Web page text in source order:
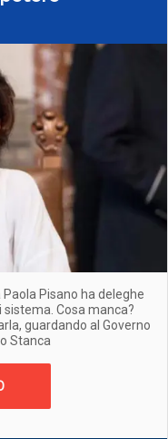
Paola Pisano ha deleghe
Cosa manca?
guardando al Governo
Stanca